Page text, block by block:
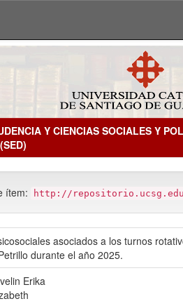
Y CIENCIAS SOCIALES Y
ítem: http://
asociados a los turnos
durante el año 2025.
Erika